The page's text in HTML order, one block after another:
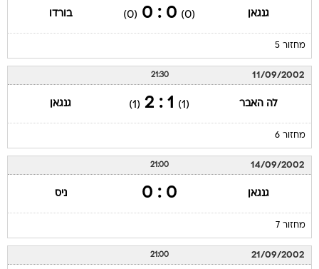
גנגאן (0)
0 : 0
(0) בורדו
מחזור 5
11/09/2002
21:30
לה האבר (1)
1 : 2
(1) גנגאן
מחזור 6
14/09/2002
21:00
גנגאן 0 : 0 ניס
מחזור 7
21/09/2002
21:00